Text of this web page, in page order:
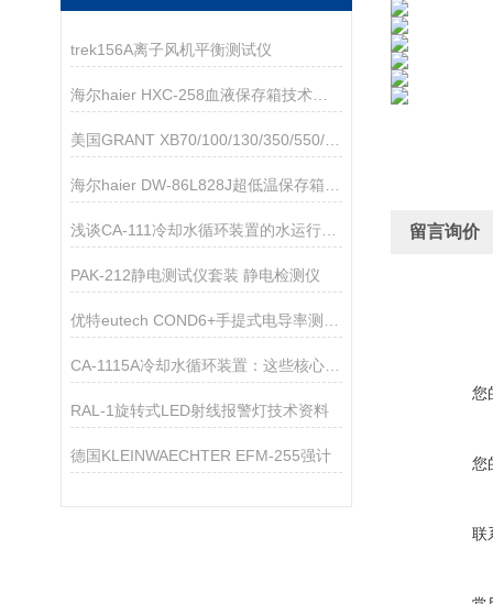
trek156A离子风机平衡测试仪
海尔haier HXC-258血液保存箱技术参数
美国GRANT XB70/100/130/350/550/900FZ雪花制冰机技术参数
浅谈CA-111冷却水循环装置的水运行中容易产生的问题
PAK-212静电测试仪套装 静电检测仪
CA-1115A冷却水循环装置：这些核心领域，都离不开它的关键助力！
RAL-1旋转式LED射线报警灯技术资料
德国KLEINWAECHTER EFM-255强计
留言询价
您
您
联